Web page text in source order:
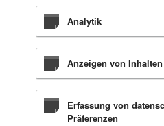
Analytik
Anzeigen von
Erfassung von
Präferenzen